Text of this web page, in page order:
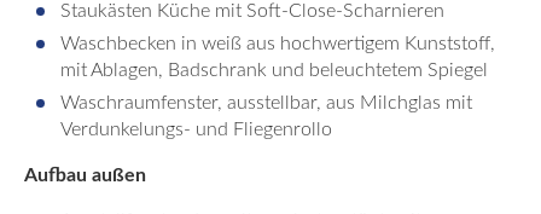
Staukästen Küche mit Soft-Close-Scharnieren
Waschbecken in weiß aus hochwertigem Kunststoff,
mit Ablagen, Badschrank und beleuchtetem Spiegel
Waschraumfenster, ausstellbar, aus Milchglas mit
Verdunkelungs- und Fliegenrollo
Aufbau außen